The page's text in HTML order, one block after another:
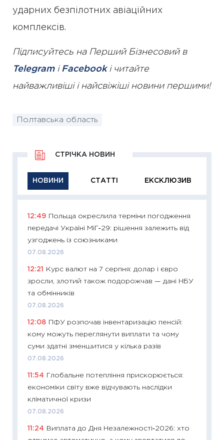
ударних безпілотних авіаційних
комплексів.
Підписуйтесь на Перший Бізнесовий в
Telegramі Facebookі читайте
найважливіші і найсвіжіші новини першими!
Полтавська область
НОВИНИ СТАТТІ ЕКСКЛЮЗИВ
СТРІЧКА НОВИН
12:49
Польща окреслила терміни погодження
передачі Україні МіГ‑29: рішення залежить від
узгоджень із союзниками
07.08.2026
12:21
Курс валют на 7 серпня: долар і євро
зросли, злотий також подорожчав — дані НБУ
та обмінників
07.08.2026
12:08
ПФУ розпочав інвентаризацію пенсій:
кому можуть переглянути виплати та чому
суми здатні зменшитися у кілька разів
07.08.2026
11:54
Глобальне потепління прискорюється:
економіки світу вже відчувають наслідки
кліматичної кризи
07.08.2026
11:24
Виплата до Дня Незалежності‑2026: хто